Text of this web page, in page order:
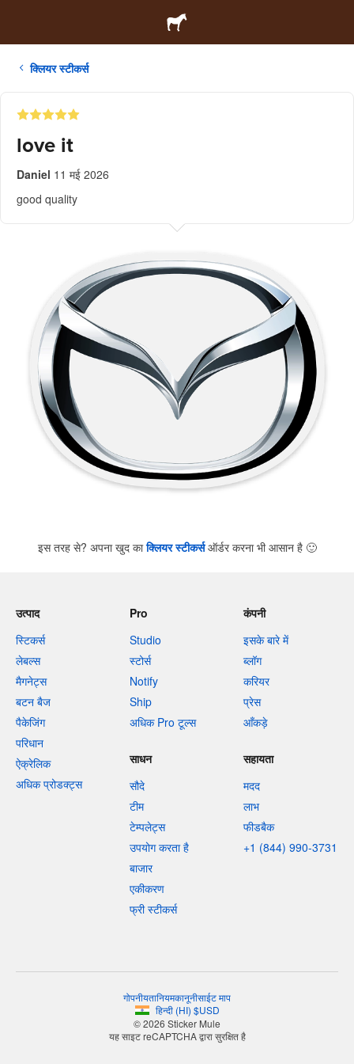
क्लियर स्टीकर्स
love it
Daniel 11 मई 2026
good quality
इस तरह से? अपना खुद काक्लियर स्टीकर्सऑर्डर करना भी आसान है 🙂
उत्पाद
स्टिकर्स
लेबल्स
मैगनेट्स
बटन बैज
पैकेजिंग
परिधान
ऐक्रेलिक
अधिक प्रोडक्ट्स
Pro
Studio
स्टोर्स
Notify
Ship
अधिक Pro टूल्स
कंपनी
इसके बारे में
ब्लॉग
करियर
प्रेस
आँकड़े
साधन
सौदे
टीम
टेम्पलेट्स
उपयोग करता है
बाजार
एकीकरण
फ्री स्टीकर्स
सहायता
मदद
लाभ
फीडबैक
+1 (844) 990-3731
गोपनीयतानियमकानूनीसाईट माप
हिन्दी(HI) $USD
© 2026 Sticker Mule
यह साइट reCAPTCHA द्वारा सुरक्षित है